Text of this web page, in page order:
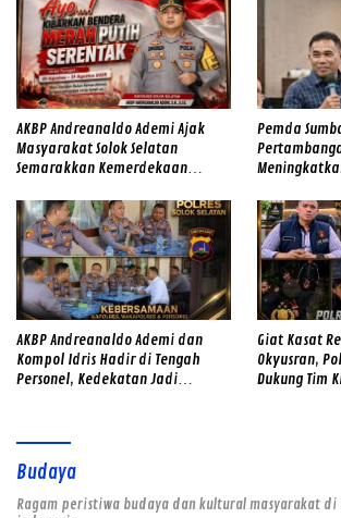
AKBP Andreanaldo Ademi Ajak
Masyarakat Solok Selatan
Semarakkan Kemerdekaan
Pemda
AKBP Andreanaldo Ademi dan
Kompol Idris Hadir di Tengah
Personel, Kedekatan Jadi
Giat Kasat
Okyusran,
Dukung Tim
Budaya
Ragam peristiwa budaya dan kultural masyarakat